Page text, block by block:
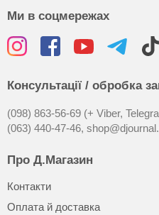
Ми в соцмережах
Консультації / обробка
(098) 863-56-69 (+ Viber,
(063) 440-47-46,
Про Д.Магазин
Контакти
Оплата й доставка